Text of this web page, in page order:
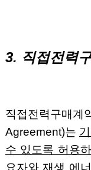
3. 직접전력
직접전력구매계
Agreement)는
수 있도록 허용
요자와 재생 에